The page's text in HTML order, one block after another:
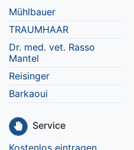
Mühlbauer
TRAUMHAAR
Dr. med. vet. Rasso
Mantel
Reisinger
Barkaoui
Service
Kostenlos eintragen